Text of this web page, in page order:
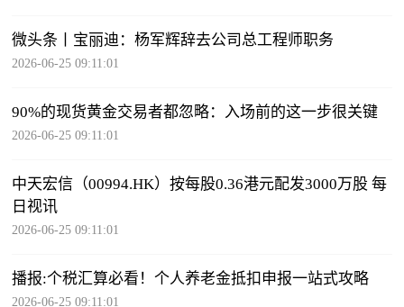
微头条丨宝丽迪：杨军辉辞去公司总工程师职务
2026-06-25 09:11:01
90%的现货黄金交易者都忽略：入场前的这一步很关键
2026-06-25 09:11:01
中天宏信（00994.HK）按每股0.36港元配发3000万股 每
日视讯
2026-06-25 09:11:01
播报:个税汇算必看！个人养老金抵扣申报一站式攻略
2026-06-25 09:11:01